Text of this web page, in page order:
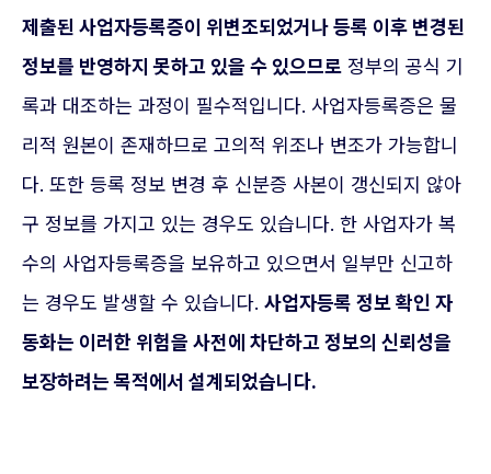
제출된 사업자등록증이 위변조되었거나 등록 이후 변경된
정보를 반영하지 못하고 있을 수 있으므로 정부의 공식 기
록과 대조하는 과정이 필수적입니다. 사업자등록증은 물
리적 원본이 존재하므로 고의적 위조나 변조가 가능합니
다. 또한 등록 정보 변경 후 신분증 사본이 갱신되지 않아
구 정보를 가지고 있는 경우도 있습니다. 한 사업자가 복
수의 사업자등록증을 보유하고 있으면서 일부만 신고하
는 경우도 발생할 수 있습니다. 사업자등록 정보 확인 자
동화는 이러한 위험을 사전에 차단하고 정보의 신뢰성을
보장하려는 목적에서 설계되었습니다.